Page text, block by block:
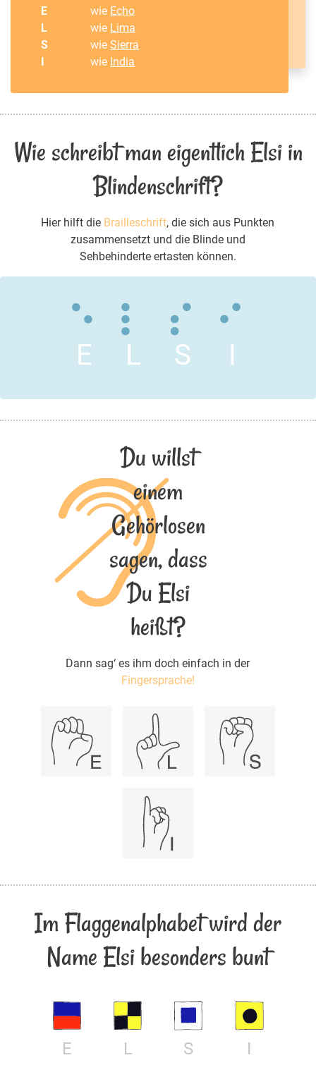
E wie Echo
L
wie Lima
S
wieSierra
wie India
Wie schreibt man eigentlich Elsi in
Blindenschrift?
Hier hilft die Brailleschrift, die sich aus Punkten
zusammensetzt und die Blinde und
Sehbehinderte ertasten können.
E L S I
Du willst
einem
Gehörlosen
sagen, dass
Du Elsi
heißt?
Dann sag‘ es ihm doch einfach in der
Fingersprache!
Im Flaggenalphabet wird der
Name Elsi besonders bunt
E L S I